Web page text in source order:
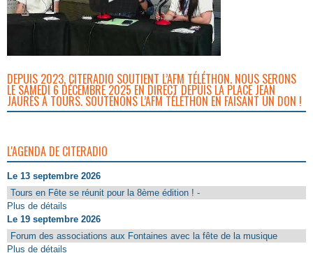
DEPUIS 2023, CITERADIO SOUTIENT L’AFM TÉLÉTHON. NOUS SERONS
LE SAMEDI 6 DÉCEMBRE 2025 EN DIRECT DEPUIS LA PLACE JEAN
JAURÈS À TOURS. SOUTENONS L’AFM TÉLÉTHON EN FAISANT UN DON !
L'AGENDA DE CITERADIO
Le 13 septembre 2026
Tours en Fête se réunit pour la 8ème édition ! -
Plus de détails
Le 19 septembre 2026
Forum des associations aux Fontaines avec la fête de la musique
Plus de détails